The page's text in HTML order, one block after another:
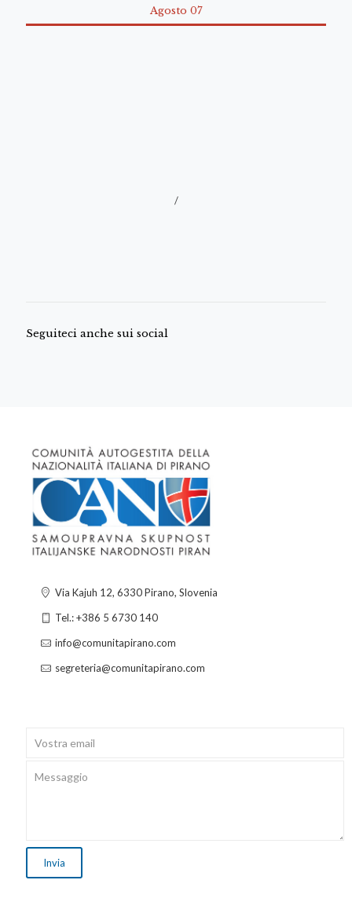
Agosto 07
/
Seguiteci anche sui social
Via Kajuh 12, 6330 Pirano, Slovenia
Tel.: +386 5 6730 140
info@comunitapirano.com
segreteria@comunitapirano.com